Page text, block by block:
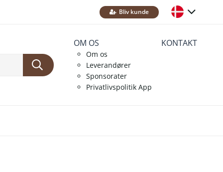
Bliv kunde
OM OS
Om os
Leverandører
Sponsorater
Privatlivspolitik App
KONTAKT